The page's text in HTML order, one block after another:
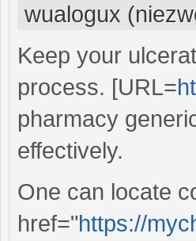
wualogux
Keep your
process. [URL=
pharmacy
effectively.
One can locate
href="https://